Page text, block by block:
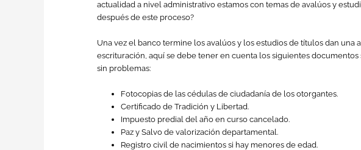
actualidad a nivel administrativo estamos con temas de avalúos y
después de este proceso?
Una vez el banco termine los avalúos y los estudios de títulos dan una
escrituración, aquí se debe tener en cuenta los siguientes
sin problemas:
Fotocopias de las cédulas de ciudadanía de los otorgantes.
Certificado de Tradición y Libertad.
Impuesto predial del año en curso cancelado.
Paz y Salvo de valorización departamental.
Registro civil de nacimientos si hay menores de edad.